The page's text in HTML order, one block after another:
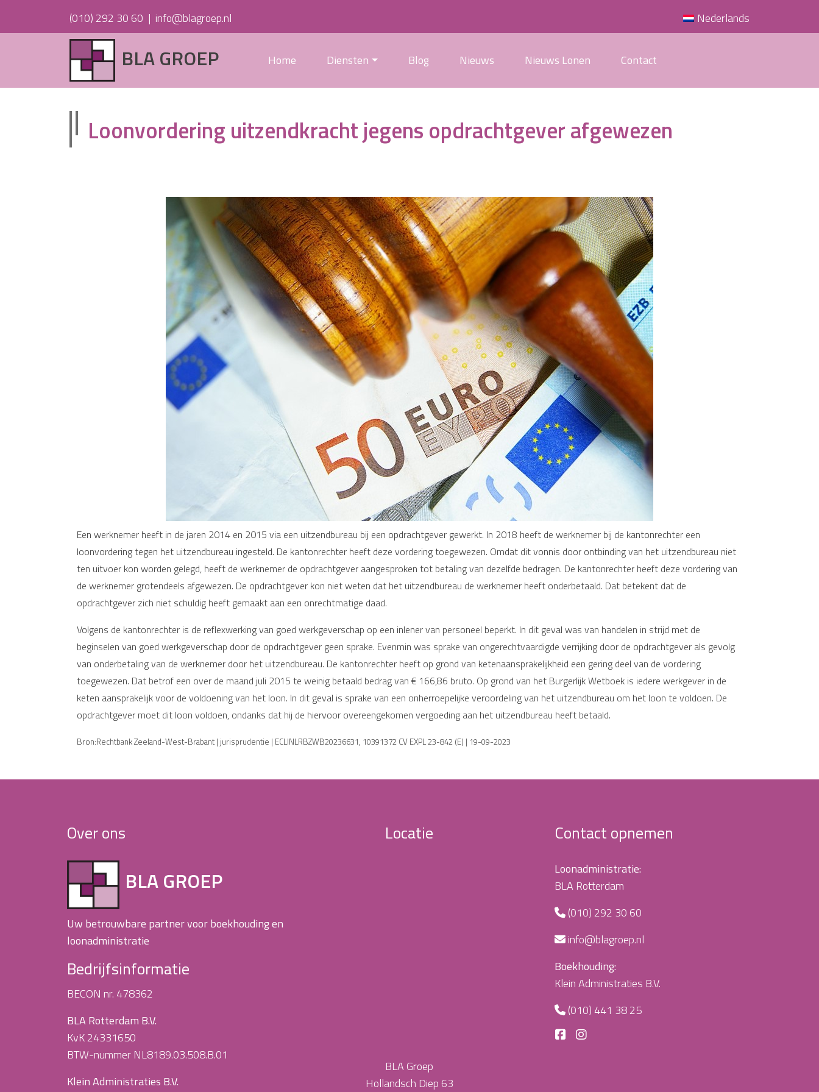
(010) 292 30 60 | info@blagroep.nl Nederlands
BLA GROEP Home Diensten Blog Nieuws Nieuws Lonen Contact
Loonvordering uitzendkracht jegens opdrachtgever afgewezen
Een werknemer heeft in de jaren 2014 en 2015 via een uitzendbureau bij een opdrachtgever gewerkt. In 2018 heeft de werknemer bij de kantonrechter een
loonvordering tegen het uitzendbureau ingesteld. De kantonrechter heeft deze vordering toegewezen. Omdat dit vonnis door ontbinding van het uitzendbureau niet
ten uitvoer kon worden gelegd, heeft de werknemer de opdrachtgever aangesproken tot betaling van dezelfde bedragen. De kantonrechter heeft deze vordering van
de werknemer grotendeels afgewezen. De opdrachtgever kon niet weten dat het uitzendbureau de werknemer heeft onderbetaald. Dat betekent dat de
opdrachtgever zich niet schuldig heeft gemaakt aan een onrechtmatige daad.
Volgens de kantonrechter is de reflexwerking van goed werkgeverschap op een inlener van personeel beperkt. In dit geval was van handelen in strijd met de
beginselen van goed werkgeverschap door de opdrachtgever geen sprake. Evenmin was sprake van ongerechtvaardigde verrijking door de opdrachtgever als gevolg
van onderbetaling van de werknemer door het uitzendbureau. De kantonrechter heeft op grond van ketenaansprakelijkheid een gering deel van de vordering
toegewezen. Dat betrof een over de maand juli 2015 te weinig betaald bedrag van € 166,86 bruto. Op grond van het Burgerlijk Wetboek is iedere werkgever in de
keten aansprakelijk voor de voldoening van het loon. In dit geval is sprake van een onherroepelijke veroordeling van het uitzendbureau om het loon te voldoen. De
opdrachtgever moet dit loon voldoen, ondanks dat hij de hiervoor overeengekomen vergoeding aan het uitzendbureau heeft betaald.
Bron:Rechtbank Zeeland-West-Brabant | jurisprudentie | ECLINLRBZWB20236631, 10391372 CV EXPL 23-842 (E) | 19-09-2023
Over ons
BLA GROEP
Uw betrouwbare partner voor boekhouding en
loonadministratie
Bedrijfsinformatie
BECON nr. 478362
BLA Rotterdam B.V.
KvK 24331650
BTW-nummer NL8189.03.508.B.01
Klein Administraties B.V.
Locatie
BLA Groep
Hollandsch Diep 63
Contact opnemen
Loonadministratie:
BLA Rotterdam
(010) 292 30 60
info@blagroep.nl
Boekhouding:
Klein Administraties B.V.
(010) 441 38 25